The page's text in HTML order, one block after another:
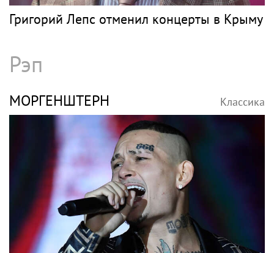
Никита Пресняков заявил, что в России его
обидели. И рассорился с братом из-за
политики
ЛЕПС